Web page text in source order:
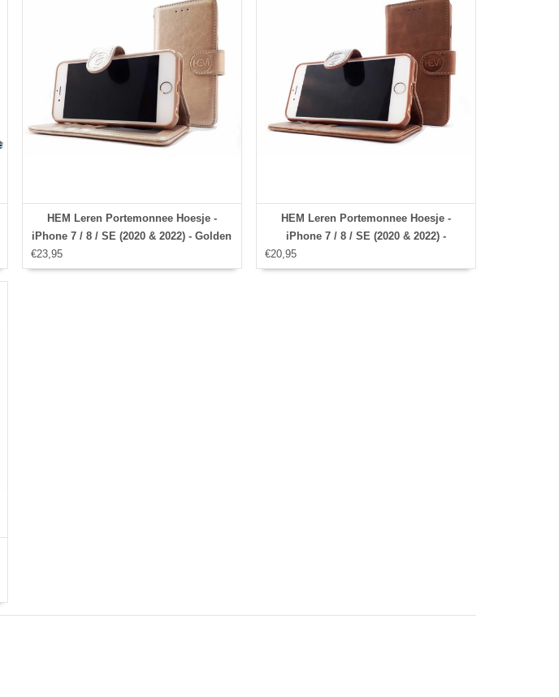
HEM Leren Portemonnee Hoesje -
iPhone 7 / 8 / SE (2020 & 2022) - Golden
€23,95
HEM Leren Portemonnee Hoesje -
iPhone 7 / 8 / SE (2020 & 2022) -
€20,95